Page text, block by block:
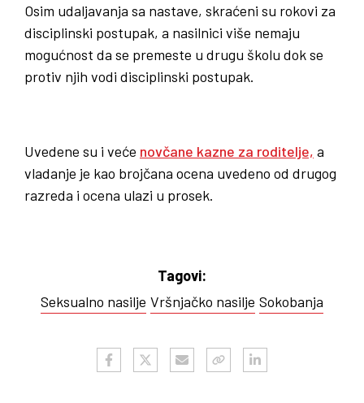
Osim udaljavanja sa nastave, skraćeni su rokovi za
disciplinski postupak, a nasilnici više nemaju
mogućnost da se premeste u drugu školu dok se
protiv njih vodi disciplinski postupak.
Uvedene su i veće novčane kazne za roditelje, a
vladanje je kao brojčana ocena uvedeno od drugog
razreda i ocena ulazi u prosek.
Tagovi:
Seksualno nasilje Vršnjačko nasilje Sokobanja